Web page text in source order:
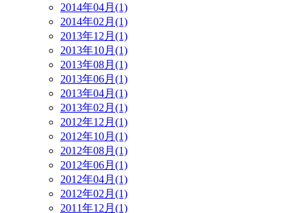
2014年04月(1)
2014年02月(1)
2013年12月(1)
2013年10月(1)
2013年08月(1)
2013年06月(1)
2013年04月(1)
2013年02月(1)
2012年12月(1)
2012年10月(1)
2012年08月(1)
2012年06月(1)
2012年04月(1)
2012年02月(1)
2011年12月(1)